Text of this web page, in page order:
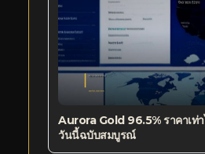
Aurora Gold 96.5% ราคาเท่
วันนี้ฉบับสมบูรณ์